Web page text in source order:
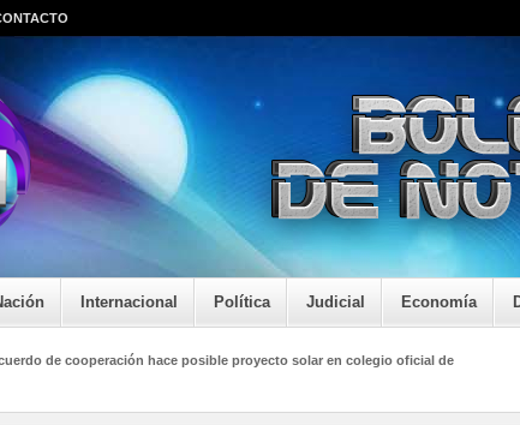
Internacional Política Judicial Economía
de cooperación hace posible proyecto solar en colegio oficial de